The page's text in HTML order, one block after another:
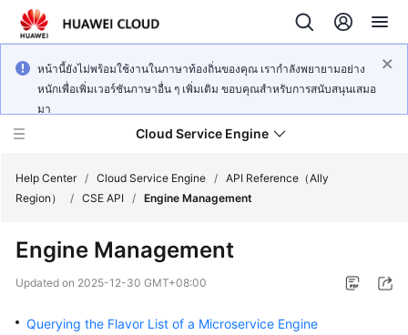
หน้านี้ยังไม่พร้อมใช้งานในภาษาท้องถิ่นของคุณ เรากำลังพยายามอย่าง
หนักเพื่อเพิ่มเวอร์ชันภาษาอื่น ๆ เพิ่มเติม ขอบคุณสำหรับการสนับสนุนเสมอ
มา
Cloud Service Engine
New
Overview
Help Center / Cloud Service Engine / API Reference（Ally
Region）
/ CSE API / Engine Management
Engine Management
Updated on 2025-12-30 GMT+08:00
Querying the Flavor List of a Microservice Engine